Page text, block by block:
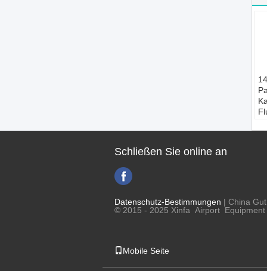
Schließen Sie online an
Datenschutz-Bestimmungen | China
© 2015 - 2025 Xinfa Airport Equipment
Mobile Seite